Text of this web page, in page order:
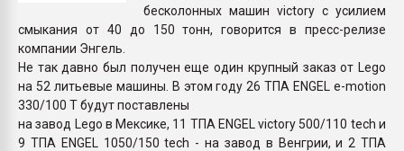
бесколонных машин victory с усилием
смыкания от 40 до 150 тонн, говорится в пресс-релизе
компании Энгель.
Не так давно был получен еще один крупный заказ от Lego
на 52 литьевые машины. В этом году 26 ТПА ENGEL e-motion
330/100 T будут поставлены
на завод Lego в Мексике, 11 ТПА ENGEL victory 500/110 tech и
9 ТПА ENGEL 1050/150 tech - на завод в Венгрии, и 2 ТПА